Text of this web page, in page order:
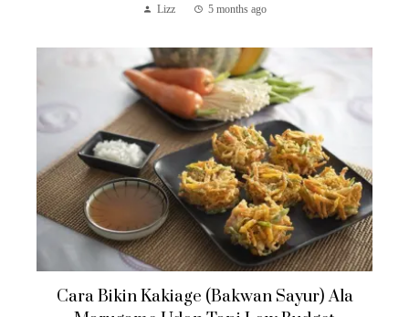
Lizz 5 months ago
Cara Bikin Kakiage (Bakwan Sayur) Ala